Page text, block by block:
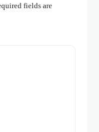
fields are